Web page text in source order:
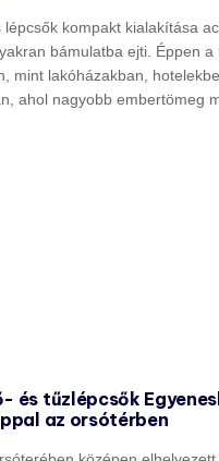
lépcsők kompakt kialakítása
bámulatba ejti. Éppen a
mint lakóházakban,
ahol nagyobb embertömeg
és tűzlépcsők
az orsótérben